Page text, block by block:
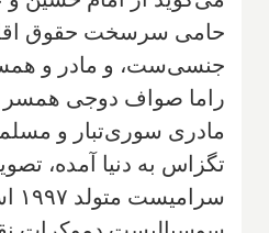
حامی سرسخت حقوق
جنسی‌ست، و مادر و
راما صواف دوجی همسر
مادری سوری‌تبار و
تگزاس به دنیا آمده،